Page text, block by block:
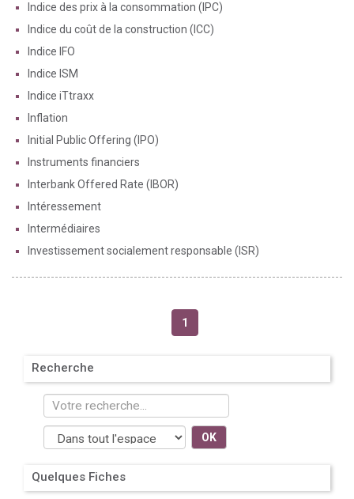
Indice des prix à la consommation (IPC)
Indice du coût de la construction (ICC)
Indice IFO
Indice ISM
Indice iTtraxx
Inflation
Initial Public Offering (IPO)
Instruments financiers
Interbank Offered Rate (IBOR)
Intéressement
Intermédiaires
Investissement socialement responsable (ISR)
1
Recherche
OK
Quelques Fiches